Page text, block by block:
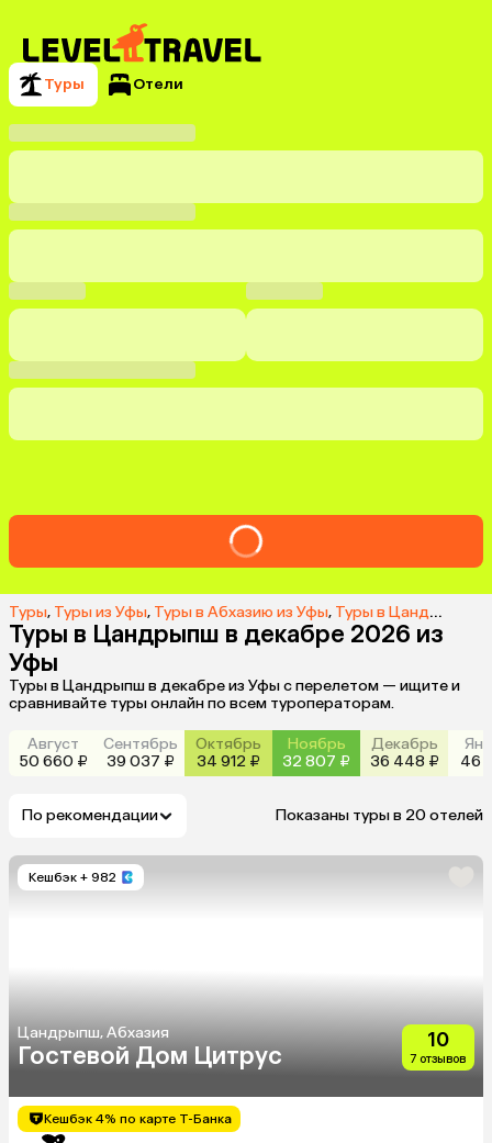
Туры Отели
Туры, Туры из Уфы, Туры в Абхазию из Уфы, Туры в Цандрыпш из Уфы
Туры в Цандрыпш в декабре 2026 из
Уфы
Туры в Цандрыпш в декабре из Уфы с перелетом — ищите и
сравнивайте туры онлайн по всем туроператорам.
Август
50 660 ₽
Сентябрь
39 037 ₽
Октябрь
34 912 ₽
Ноябрь
32 807 ₽
Декабрь
36 448 ₽
46
По рекомендации Показаны туры в 20 отелей
Кешбэк + 982
Цандрыпш, Абхазия
Гостевой Дом Цитрус
10
7 отзывов
Кешбэк 4% по карте Т-Банка